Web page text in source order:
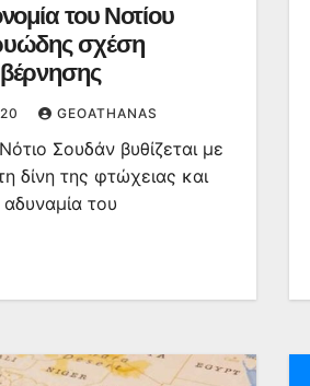
του Νοτίου
σχέση
GEOATHANAS
Σουδάν βυθίζεται με
δίνη της φτώχειας και
του